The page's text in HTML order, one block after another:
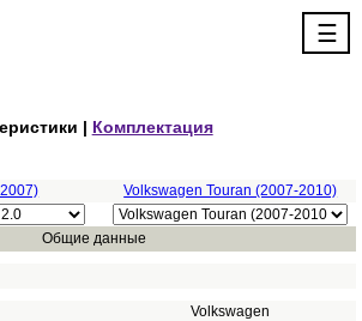
☰
| Комплектация
Volkswagen Touran (2007-2010)
Общие данные
Volkswagen